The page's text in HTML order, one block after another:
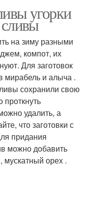
из сливы
рецепты
Рецепт без
стерилизации
угорки
на зиму разными
компот, их
Для заготовок
мирабель и алыча .
сохранили свою
проткнуть
удалить, а
что заготовки с
придания
можно добавить
мускатный орех .